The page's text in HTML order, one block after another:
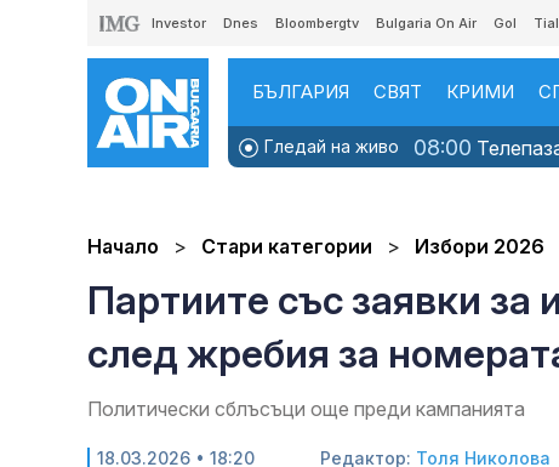
Investor Dnes Bloombergtv Bulgaria On Air Gol
БЪЛГАРИЯ СВЯТ КРИМИ
Гледай на живо 08:00
Начало Стари категории Избори 2026
Партиите със заявки за
след жребия за
Политически сблъсъци още преди кампанията
18.03.2026 • 18:20 Редактор: Толя Николова